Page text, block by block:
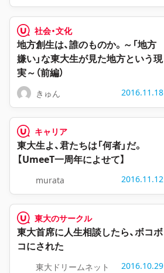
社会・文化
地方創生は、誰のものか。～「地方
嫌い」な東大生が見た地方という現
実～（前編）
きゅん 2016.11.18
キャリア
東大生よ、君たちは「何者」だ。
【UmeeT一周年によせて】
murata 2016.11.12
東大のサークル
東大首席に人生相談したら、ボコボ
コにされた
東大ドリームネット 2016.10.29